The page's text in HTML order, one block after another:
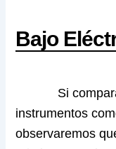
Bajo
Si
instrumentos
observaremos